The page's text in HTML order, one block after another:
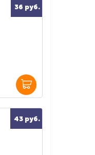
36 руб.
43 руб.